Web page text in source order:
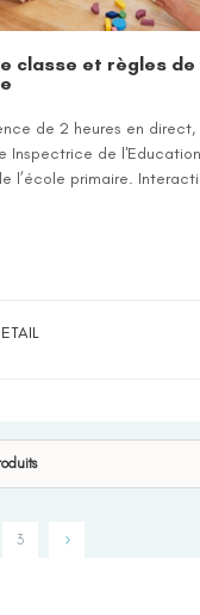
classe et règles de
de 2 heures en direct,
Inspectrice de
l’école primaire.
3